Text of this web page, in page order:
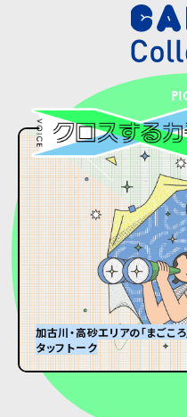
加古川・高砂エリアの「まごこ
タッフトーク
グランパはオズウェル・E・ス
#8 ひんやり冷たい大きなダン